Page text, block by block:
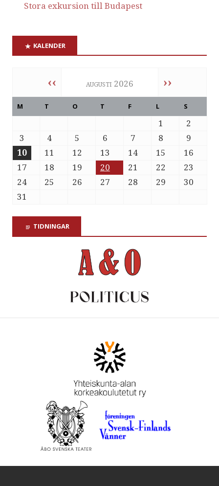
Stora exkursion till Budapest
KALENDER
‹‹ augusti 2026 ››
M T O T F L S
1
2
3
4 5 6 7 8
9
10
11 12 13 14 15
16
17
18 19 20 21 22
23
24
25 26 27 28 29
30
31
TIDNINGAR